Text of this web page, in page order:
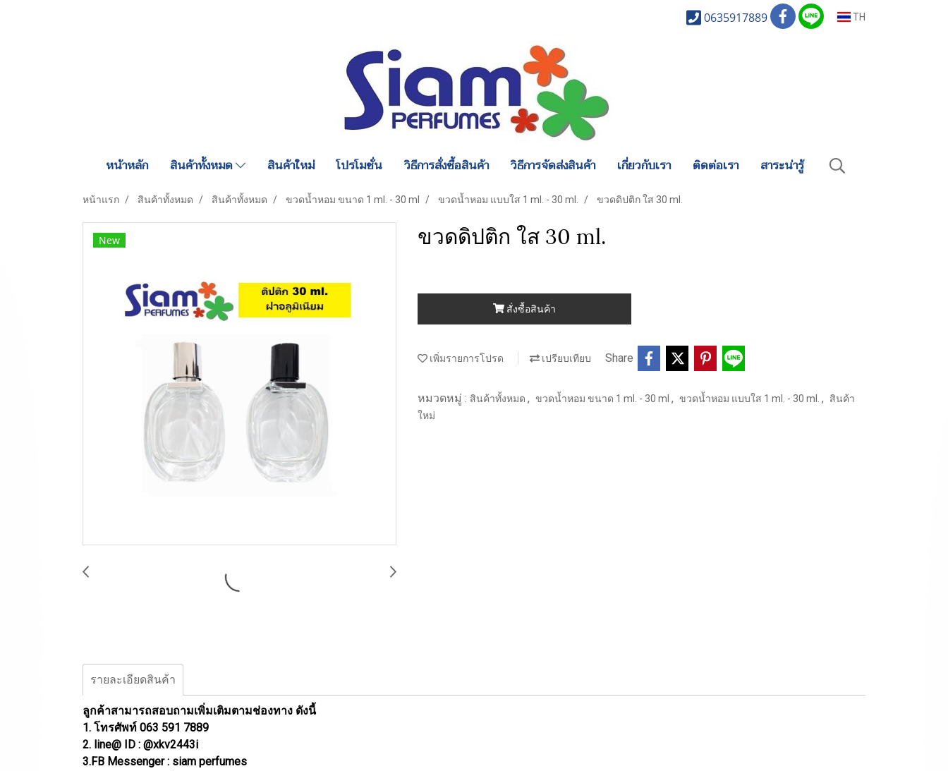
0635917889 TH
หน้าหลัก สินค้าทั้งหมด สินค้าใหม่ โปรโมชั่น วิธีการสั่งซื้อสินค้า วิธีการจัดส่งสินค้า เกี่ยวกับเรา ติดต่อเรา สาระน่ารู้
หน้าแรก สินค้าทั้งหมด สินค้าทั้งหมด ขวดน้ำหอม ขนาด 1 ml. - 30 ml ขวดน้ำหอม แบบใส 1 ml. - 30 ml. ขวดดิปติก ใส 30 ml.
New ขวดดิปติก ใส 30 ml.
สั่งซื้อสินค้า
เพิ่มรายการโปรด เปรียบเทียบ Share
หมวดหมู่ : สินค้าทั้งหมด , ขวดน้ำหอม ขนาด 1 ml. - 30 ml , ขวดน้ำหอม แบบใส 1 ml. - 30 ml. ,
สินค้า
ใหม่
รายละเอียดสินค้า
ลูกค้าสามารถสอบถามเพิ่มเติมตามช่องทาง ดังนี้
1. โทรศัพท์ 063 591 7889
2. line@ ID : @xkv2443i
3.FB Messenger : siam perfumes